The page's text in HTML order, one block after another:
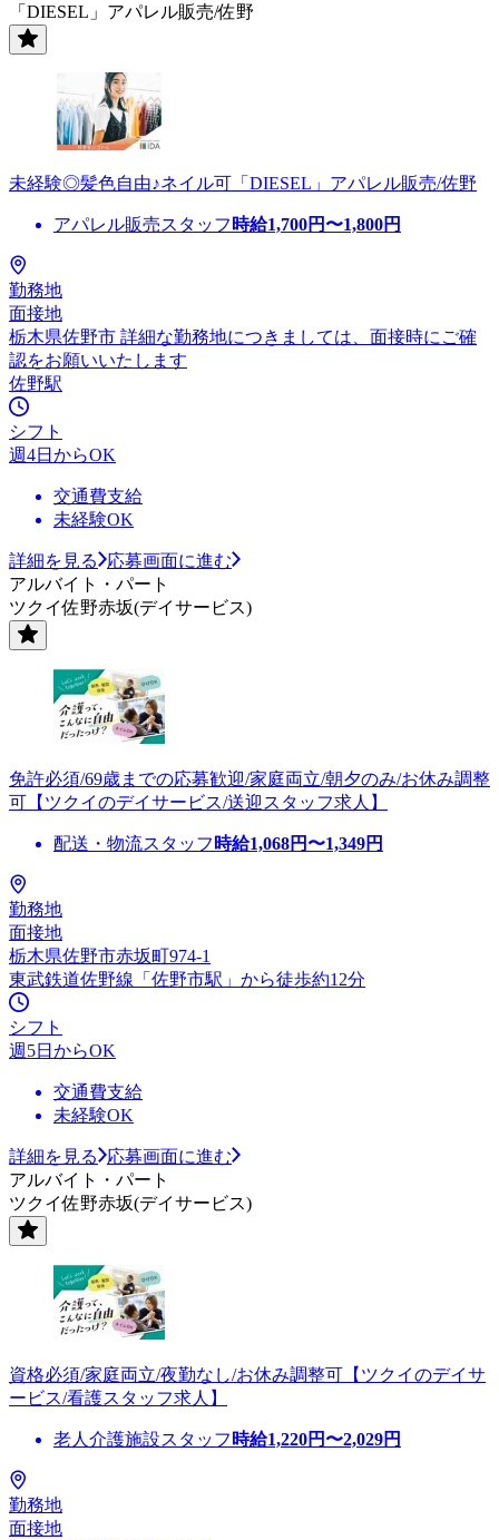
「DIESEL」アパレル販売/佐野
未経験◎髪色自由♪ネイル可「DIESEL」アパレル販売/佐野
アパレル販売スタッフ 時給1,700円〜1,800円
勤務地
面接地
栃木県佐野市 詳細な勤務地につきましては、面接時にご確
認をお願いいたします
佐野駅
シフト
週4日からOK
交通費支給
未経験OK
詳細を見る
応募画面に進む
アルバイト・パート
ツクイ佐野赤坂(デイサービス)
免許必須/69歳までの応募歓迎/家庭両立/朝夕のみ/お休み調整
可【ツクイのデイサービス/送迎スタッフ求人】
配送・物流スタッフ 時給1,068円〜1,349円
勤務地
面接地
栃木県佐野市赤坂町974-1
東武鉄道佐野線「佐野市駅」から徒歩約12分
シフト
週5日からOK
交通費支給
未経験OK
詳細を見る
応募画面に進む
アルバイト・パート
ツクイ佐野赤坂(デイサービス)
資格必須/家庭両立/夜勤なし/お休み調整可【ツクイのデイサ
ービス/看護スタッフ求人】
老人介護施設スタッフ 時給1,220円〜2,029円
勤務地
面接地